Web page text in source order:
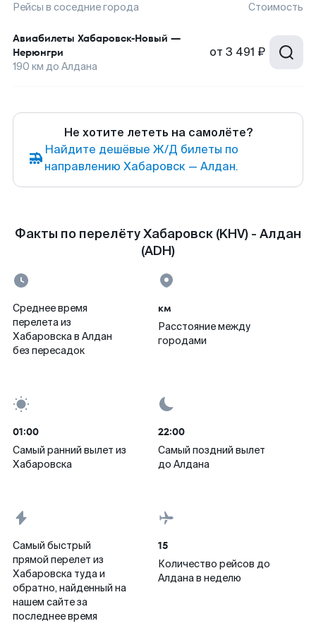
Рейсы в соседние города Стоимость
Авиабилеты Хабаровск-Новый —
Нерюнгри
190 км до Алдана
от 3 491 ₽
Не хотите лететь на самолёте?
Найдите дешёвые Ж/Д билеты по
направлению Хабаровск — Алдан.
Факты по перелёту Хабаровск (KHV) - Алдан
(ADH)
Среднее время
перелета из
Хабаровска в Алдан
без пересадок
км
Расстояние между
городами
01:00
Самый ранний вылет из
Хабаровска
22:00
Самый поздний вылет
до Алдана
Самый быстрый
прямой перелет из
Хабаровска туда и
обратно, найденный на
нашем сайте за
последнее время
15
Количество рейсов до
Алдана в неделю